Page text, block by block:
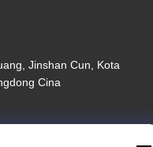
Jinshan Cun, Kota
Cina